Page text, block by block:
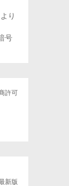
り
号
許可
新版